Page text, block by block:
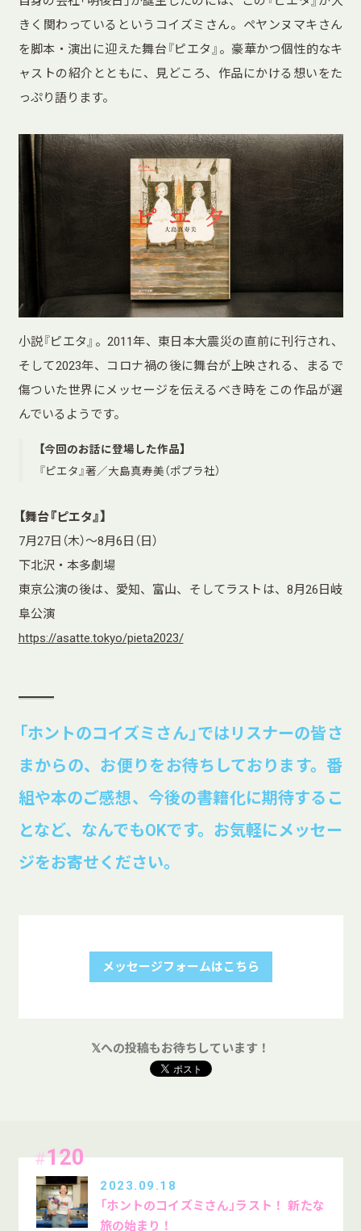
きく関わっているというコイズミさん。ペヤンヌマキさん
を脚本・演出に迎えた舞台『ピエタ』。豪華かつ個性的なキ
ャストの紹介とともに、見どころ、作品にかける想いをた
っぷり語ります。
小説『ピエタ』。2011年、東日本大震災の直前に刊行され、
そして2023年、コロナ禍の後に舞台が上映される、まるで
傷ついた世界にメッセージを伝えるべき時をこの作品が選
んでいるようです。
【今回のお話に登場した作品】
『ピエタ』著／大島真寿美（ポプラ社）
【舞台『ピエタ』】
7月27日（木）〜8月6日（日）
下北沢・本多劇場
東京公演の後は、愛知、富山、そしてラストは、8月26日岐
阜公演
https://asatte.tokyo/pieta2023/
「ホントのコイズミさん」ではリスナーの皆さ
まからの、お便りをお待ちしております。番
組や本のご感想、今後の書籍化に期待するこ
となど、なんでもOKです。お気軽にメッセー
ジをお寄せください。
メッセージフォームはこちら
𝕏への投稿もお待ちしています！
#120
2023.09.18
「ホントのコイズミさん」ラスト！ 新たな
旅の始まり！